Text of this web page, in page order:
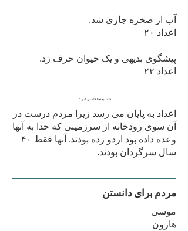
آب از صخره جاری شد.
اعداد ۲۰
پیشگوی بدیهی و یک حیوان حرف زد.
اعداد ۲۲
کتاب به کجا ختم می شود؟
اعداد به پایان می رسد زیرا مردم درست در
آن سوی رودخانه از سرزمینی که خدا به آنها
وعده داده بود اردو زده بودند. آنها فقط ۴۰
سال سرگردان بودند.
مردم برای دانستن
موسی
هارون